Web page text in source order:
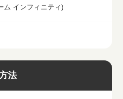
ム インフィニティ)
法